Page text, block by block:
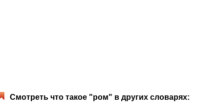
Смотреть что такое "ром" в других словарях: